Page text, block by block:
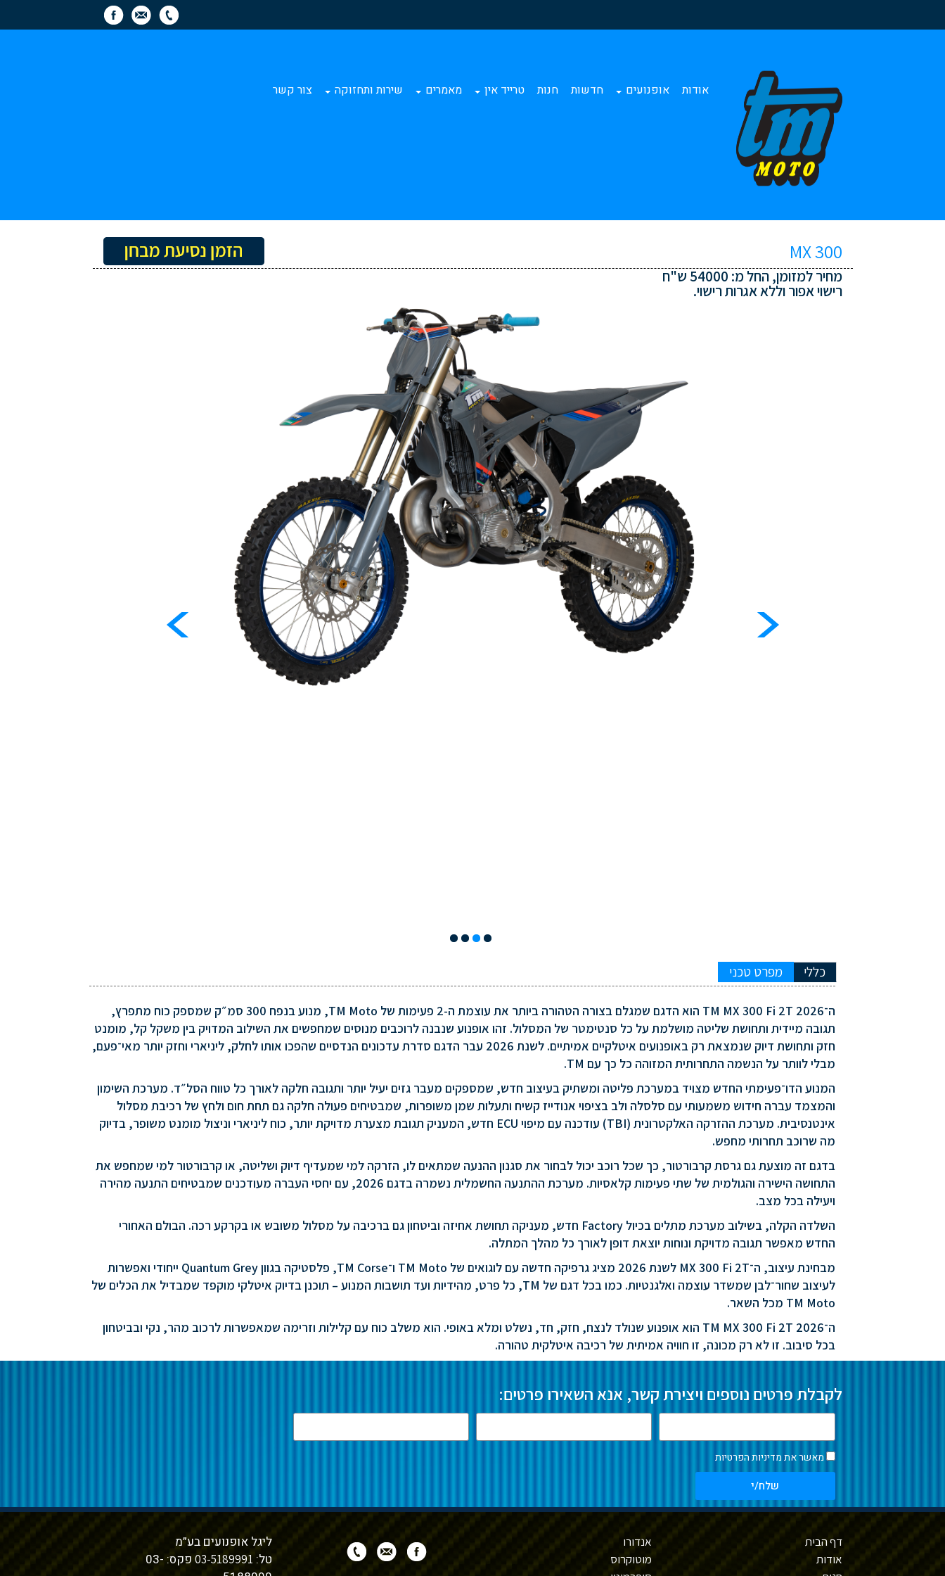
אודות אופנועים חדשות חנות טרייד אין מאמרים שירות ותחזוקה צור קשר
MX 300
מחיר למזומן, החל מ: 54000 ש"ח
רישוי אפור וללא אגרות רישוי.
כללי מפרט טכני
ה־TM MX 300 Fi 2T 2026 הוא הדגם שמגלם בצורה הטהורה ביותר את עוצמת ה-2 פעימות של TM Moto, מנוע בנפח 300 סמ״ק שמספק כוח מתפרץ,
תגובה מיידית ותחושת שליטה מושלמת על כל סנטימטר של המסלול. זהו אופנוע שנבנה לרוכבים מנוסים שמחפשים את השילוב המדויק בין משקל קל, מומנט
חזק ותחושת דיוק שנמצאת רק באופנועים איטלקיים אמיתיים. לשנת 2026 עבר הדגם סדרת עדכונים הנדסיים שהפכו אותו לחלק, ליניארי וחזק יותר מאי־פעם,
מבלי לוותר על הנשמה התחרותית המזוהה כל כך עם TM.
המנוע הדו־פעימתי החדש מצויד במערכת פליטה ומשתיק בעיצוב חדש, שמספקים מעבר גזים יעיל יותר ותגובה חלקה לאורך כל טווח הסל״ד. מערכת השימון
והמצמד עברה חידוש משמעותי עם סלסלה ולב בציפוי אנודייז קשיח ותעלות שמן משופרות, שמבטיחים פעולה חלקה גם תחת חום ולחץ של רכיבת מסלול
אינטנסיבית. מערכת ההזרקה האלקטרונית (TBI) עודכנה עם מיפוי ECU חדש, המעניק תגובת מצערת מדויקת יותר, כוח ליניארי וניצול מומנט משופר, בדיוק
מה שרוכב תחרותי מחפש.
בדגם זה מוצעת גם גרסת קרבורטור, כך שכל רוכב יכול לבחור את סגנון ההנעה שמתאים לו, הזרקה למי שמעדיף דיוק ושליטה, או קרבורטור למי שמחפש את
התחושה הישירה והגולמית של שתי פעימות קלאסיות. מערכת ההתנעה החשמלית נשמרה בדגם 2026, עם יחסי העברה מעודכנים שמבטיחים התנעה מהירה
ויעילה בכל מצב.
השלדה הקלה, בשילוב מערכת מתלים בכיול Factory חדש, מעניקה תחושת אחיזה וביטחון גם ברכיבה על מסלול משובש או בקרקע רכה. הבולם האחורי
החדש מאפשר תגובה מדויקת ונוחות יוצאת דופן לאורך כל מהלך המתלה.
מבחינת עיצוב, ה־MX 300 Fi 2T לשנת 2026 מציג גרפיקה חדשה עם לוגואים של TM Moto ו־TM Corse, פלסטיקה בגוון Quantum Grey ייחודי ואפשרות
לעיצוב שחור־לבן שמשדר עוצמה ואלגנטיות. כמו בכל דגם של TM, כל פרט, מהידיות ועד תושבות המנוע – תוכנן בדיוק איטלקי מוקפד שמבדיל את הכלים של
TM Moto מכל השאר.
ה־TM MX 300 Fi 2T 2026 הוא אופנוע שנולד לנצח, חזק, חד, נשלט ומלא באופי. הוא משלב כוח עם קלילות וזרימה שמאפשרות לרכוב מהר, נקי ובביטחון
בכל סיבוב. זו לא רק מכונה, זו חוויה אמיתית של רכיבה איטלקית טהורה.
לקבלת פרטים נוספים ויצירת קשר, אנא השאירו פרטים:
מאשר אתמדיניות הפרטיות
שלח/י
דף הבית
אודות
אנדורו
מוטוקרוס
ליגל אופנועים בע”מ
טל: 03-5189991
פקס: 03-